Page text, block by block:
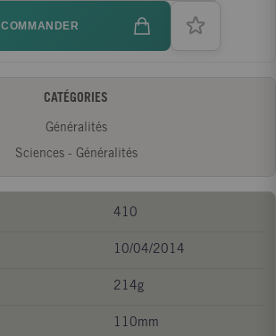
COMMANDER
CATÉGORIES
Généralités
Sciences - Généralités
410
10/04/2014
214g
110mm